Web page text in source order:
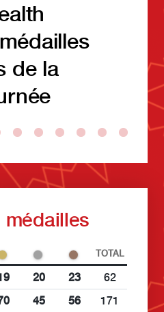
de la
médailles
TOTAL
20 23
62
45 56
171